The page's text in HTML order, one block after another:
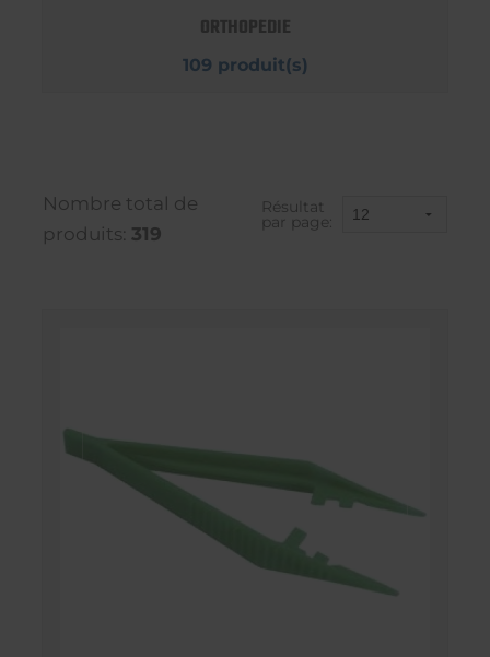
ORTHOPEDIE
109 produit(s)
Nombre total de
produits: 319
Résultat
par page: